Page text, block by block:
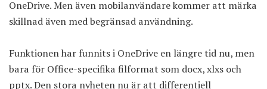
OneDrive. Men även mobilanvändare kommer att märka
skillnad även med begränsad användning.
Funktionen har funnits i OneDrive en längre tid nu, men
bara för Office-specifika filformat som docx, xlxs och
pptx. Den stora nyheten nu är att differentiell